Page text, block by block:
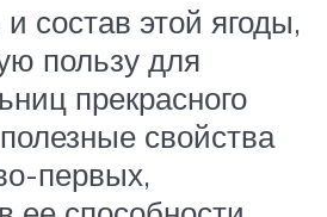
состав этой ягоды,
пользу для
прекрасного
свойства
первых,